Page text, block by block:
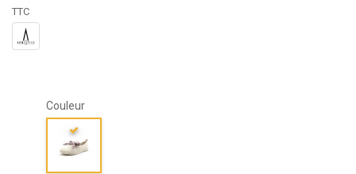
TTC
Couleur